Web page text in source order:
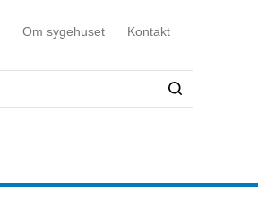
Om sygehuset Kontakt